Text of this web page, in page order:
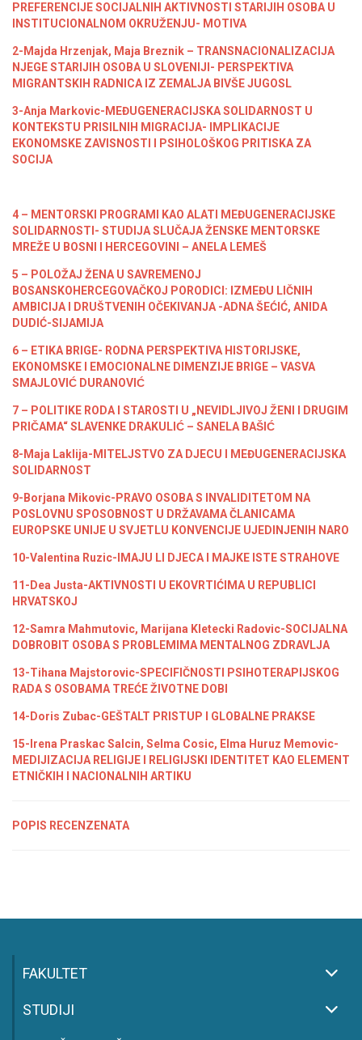
PREFERENCIJE SOCIJALNIH AKTIVNOSTI STARIJIH OSOBA U
INSTITUCIONALNOM OKRUŽENJU- MOTIVA
2-Majda Hrzenjak, Maja Breznik – TRANSNACIONALIZACIJA
NJEGE STARIJIH OSOBA U SLOVENIJI- PERSPEKTIVA
MIGRANTSKIH RADNICA IZ ZEMALJA BIVŠE JUGOSL
3-Anja Markovic-MEĐUGENERACIJSKA SOLIDARNOST U
KONTEKSTU PRISILNIH MIGRACIJA- IMPLIKACIJE
EKONOMSKE ZAVISNOSTI I PSIHOLOŠKOG PRITISKA ZA
SOCIJA
4 – MENTORSKI PROGRAMI KAO ALATI MEĐUGENERACIJSKE
SOLIDARNOSTI- STUDIJA SLUČAJA ŽENSKE MENTORSKE
MREŽE U BOSNI I HERCEGOVINI – ANELA LEMEŠ
5 – POLOŽAJ ŽENA U SAVREMENOJ
BOSANSKOHERCEGOVAČKOJ PORODICI: IZMEĐU LIČNIH
AMBICIJA I DRUŠTVENIH OČEKIVANJA -ADNA ŠEĆIĆ, ANIDA
DUDIĆ-SIJAMIJA
6 – ETIKA BRIGE- RODNA PERSPEKTIVA HISTORIJSKE,
EKONOMSKE I EMOCIONALNE DIMENZIJE BRIGE – VASVA
SMAJLOVIĆ DURANOVIĆ
7 – POLITIKE RODA I STAROSTI U „NEVIDLJIVOJ ŽENI I DRUGIM
PRIČAMA“ SLAVENKE DRAKULIĆ – SANELA BAŠIĆ
8-Maja Laklija-MITELJSTVO ZA DJECU I MEĐUGENERACIJSKA
SOLIDARNOST
9-Borjana Mikovic-PRAVO OSOBA S INVALIDITETOM NA
POSLOVNU SPOSOBNOST U DRŽAVAMA ČLANICAMA
EUROPSKE UNIJE U SVJETLU KONVENCIJE UJEDINJENIH NARO
10-Valentina Ruzic-IMAJU LI DJECA I MAJKE ISTE STRAHOVE
11-Dea Justa-AKTIVNOSTI U EKOVRTIĆIMA U REPUBLICI
HRVATSKOJ
12-Samra Mahmutovic, Marijana Kletecki Radovic-SOCIJALNA
DOBROBIT OSOBA S PROBLEMIMA MENTALNOG ZDRAVLJA
13-Tihana Majstorovic-SPECIFIČNOSTI PSIHOTERAPIJSKOG
RADA S OSOBAMA TREĆE ŽIVOTNE DOBI
14-Doris Zubac-GEŠTALT PRISTUP I GLOBALNE PRAKSE
15-Irena Praskac Salcin, Selma Cosic, Elma Huruz Memovic-
MEDIJIZACIJA RELIGIJE I RELIGIJSKI IDENTITET KAO ELEMENT
ETNIČKIH I NACIONALNIH ARTIKU
POPIS RECENZENATA
FAKULTET
STUDIJI